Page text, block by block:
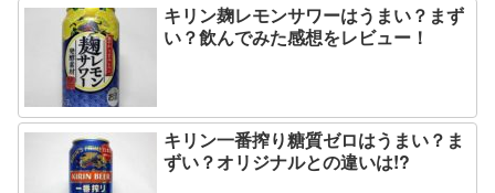
キリン麹レモンサワーはうまい？まず
い？飲んでみた感想をレビュー！
キリン一番搾り糖質ゼロはうまい？ま
ずい？オリジナルとの違いは!?